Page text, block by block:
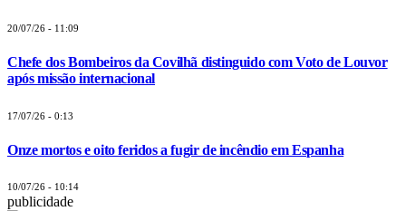
20/07/26 - 11:09
Chefe dos Bombeiros da Covilhã distinguido com Voto de Louvor
após missão internacional
17/07/26 - 0:13
Onze mortos e oito feridos a fugir de incêndio em Espanha
10/07/26 - 10:14
publicidade